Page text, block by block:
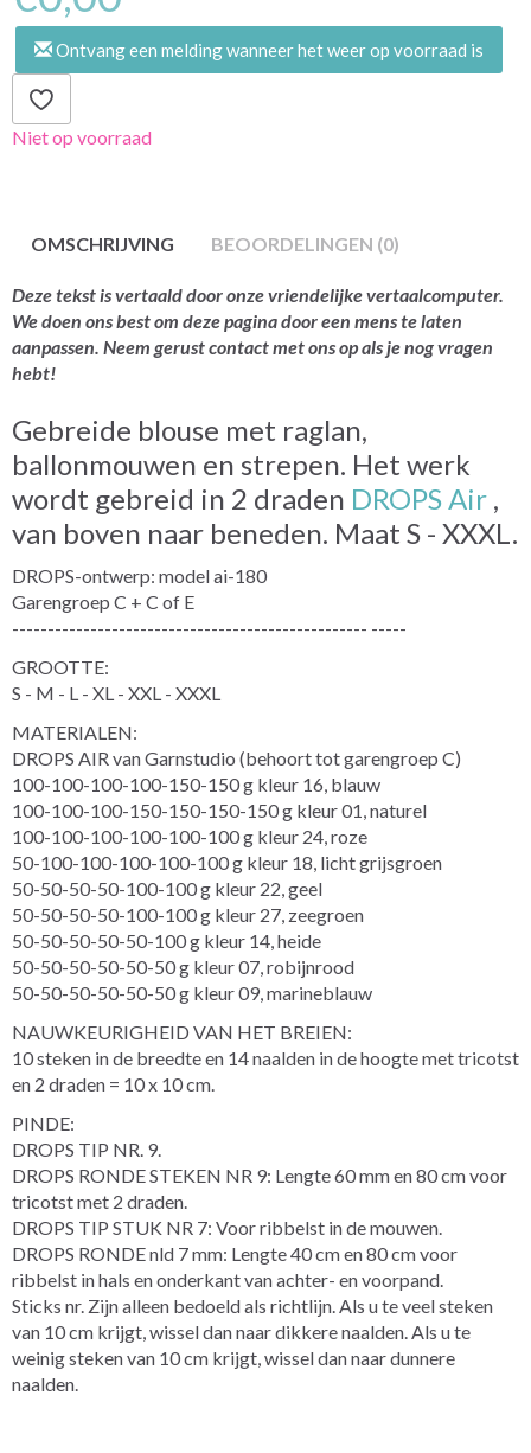
Ontvang een melding wanneer het weer op voorraad is
Niet op voorraad
OMSCHRIJVING BEOORDELINGEN (0)
Deze tekst is vertaald door onze vriendelijke vertaalcomputer.
We doen ons best om deze pagina door een mens te laten
aanpassen. Neem gerust contact met ons op als je nog vragen
hebt!
Gebreide blouse met raglan,
ballonmouwen en strepen. Het werk
wordt gebreid in 2 draden DROPS Air ,
van boven naar beneden. Maat S - XXXL.
DROPS-ontwerp: model ai-180
Garengroep C + C of E
-------------------------------------------------- -----
GROOTTE:
S - M - L - XL - XXL - XXXL
MATERIALEN:
DROPS AIR van Garnstudio (behoort tot garengroep C)
100-100-100-100-150-150 g kleur 16, blauw
100-100-100-150-150-150-150 g kleur 01, naturel
100-100-100-100-100-100 g kleur 24, roze
50-100-100-100-100-100 g kleur 18, licht grijsgroen
50-50-50-50-100-100 g kleur 22, geel
50-50-50-50-100-100 g kleur 27, zeegroen
50-50-50-50-50-100 g kleur 14, heide
50-50-50-50-50-50 g kleur 07, robijnrood
50-50-50-50-50-50 g kleur 09, marineblauw
NAUWKEURIGHEID VAN HET BREIEN:
10 steken in de breedte en 14 naalden in de hoogte met tricotst
en 2 draden = 10 x 10 cm.
PINDE:
DROPS TIP NR. 9.
DROPS RONDE STEKEN NR 9: Lengte 60 mm en 80 cm voor
tricotst met 2 draden.
DROPS TIP STUK NR 7: Voor ribbelst in de mouwen.
DROPS RONDE nld 7 mm: Lengte 40 cm en 80 cm voor
ribbelst in hals en onderkant van achter- en voorpand.
Sticks nr. Zijn alleen bedoeld als richtlijn. Als u te veel steken
van 10 cm krijgt, wissel dan naar dikkere naalden. Als u te
weinig steken van 10 cm krijgt, wissel dan naar dunnere
naalden.